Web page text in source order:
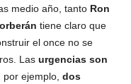
medio año, tanto Ron
tiene claro que
el once no se
Las urgencias son
por ejemplo, dos